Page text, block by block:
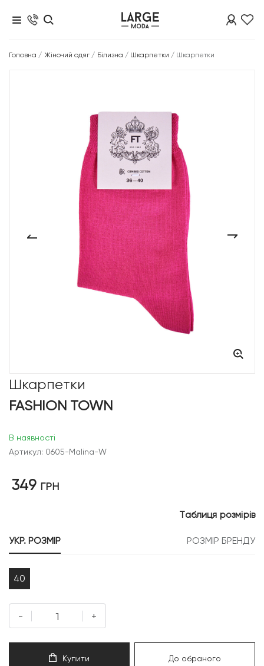
Головна / Жіночий одяг / Білизна / Шкарпетки / Шкарпетки
Шкарпетки
FASHION TOWN
В наявності
Артикул: 0605-Malina-W
349 ГРН
УКР. РОЗМІР РОЗМІР БРЕНДУ
Таблиця розмірів
40
- +
Купити До обраного